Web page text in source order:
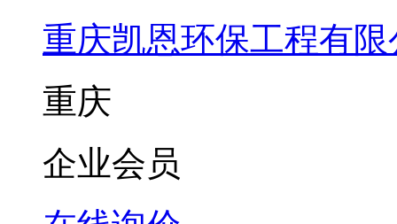
重庆凯恩环保工程有限
重庆
企业会员